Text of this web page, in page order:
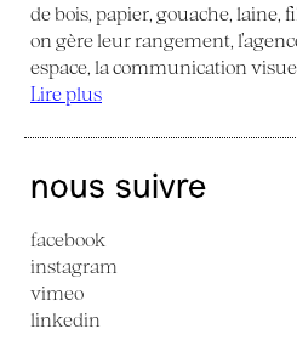
de bois, papier, gouache, laine,
on gère leur rangement,
espace, la communication
Lire plus
nous suivre
facebook
instagram
vimeo
linkedin